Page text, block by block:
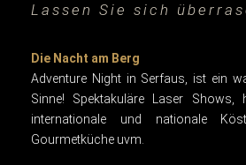
Lassen Sie sich
Die Nacht am Berg
Adventure Night in Serfaus, ist ein
Sinne! Spektakuläre Laser Shows,
internationale und nationale
Gourmetküche uvm.